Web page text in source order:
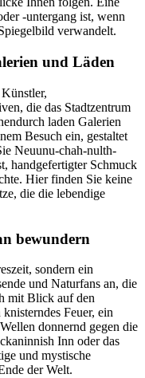
-untergang ist, wenn
verwandelt.
und Läden
die das Stadtzentrum
laden Galerien
Besuch ein, gestaltet
Neuunu-chah-nulth-
handgefertigter Schmuck
Hier finden Sie keine
die die lebendige
bewundern
sondern ein
und Naturfans an, die
mit Blick auf den
Feuer, ein
donnernd gegen die
Inn oder das
und mystische
der Welt.